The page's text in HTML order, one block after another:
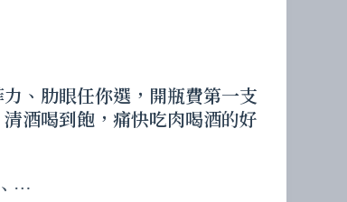
、肋眼任你選，開瓶費第一支
酒喝到飽，痛快吃肉喝酒的好
…